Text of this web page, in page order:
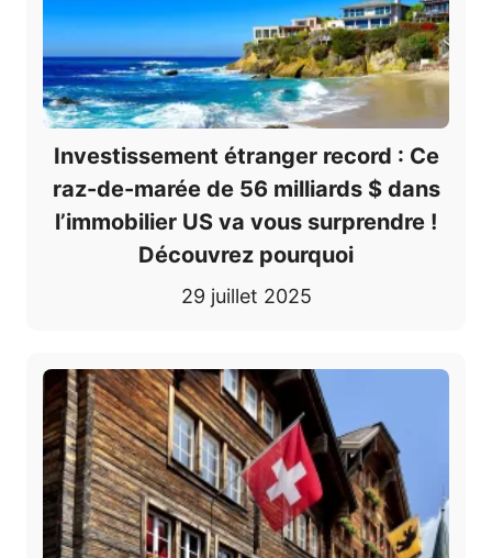
Investissement étranger record : Ce
raz-de-marée de 56 milliards $ dans
l’immobilier US va vous surprendre !
Découvrez pourquoi
29 juillet 2025